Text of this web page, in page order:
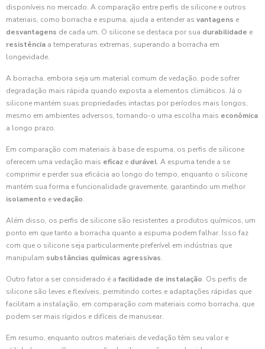
disponíveis no mercado. A comparação entre perfis de silicone e outros
materiais, como borracha e espuma, ajuda a entender as vantagens e
desvantagens de cada um. O silicone se destaca por sua durabilidade e
resistência a temperaturas extremas, superando a borracha em
longevidade.
A borracha, embora seja um material comum de vedação, pode sofrer
degradação mais rápida quando exposta a elementos climáticos. Já o
silicone mantém suas propriedades intactas por períodos mais longos,
mesmo em ambientes adversos, tornando-o uma escolha mais econômica
a longo prazo.
Em comparação com materiais à base de espuma, os perfis de silicone
oferecem uma vedação mais eficaz e durável. A espuma tende a se
comprimir e perder sua eficácia ao longo do tempo, enquanto o silicone
mantém sua forma e funcionalidade gravemente, garantindo um melhor
isolamento evedação.
Além disso, os perfis de silicone são resistentes a produtos químicos, um
ponto em que tanto a borracha quanto a espuma podem falhar. Isso faz
com que o silicone seja particularmente preferível em indústrias que
manipulam substâncias químicas agressivas.
Outro fator a ser considerado é a facilidade de instalação. Os perfis de
silicone são leves e flexíveis, permitindo cortes e adaptações rápidas que
facilitam a instalação, em comparação com materiais como borracha, que
podem ser mais rígidos e difíceis de manusear.
Em resumo, enquanto outros materiais de vedação têm seu valor e